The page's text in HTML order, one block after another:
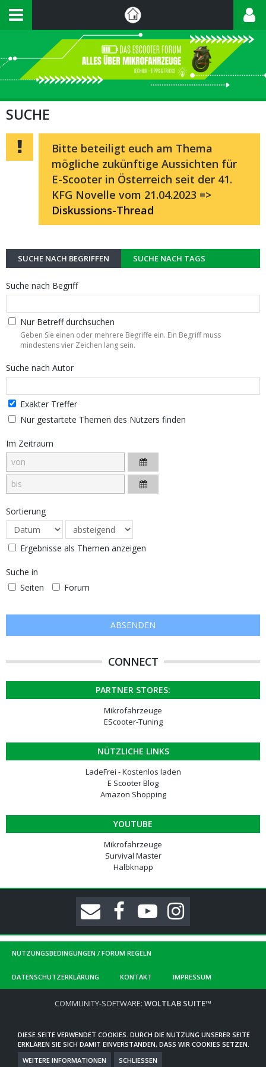
SUCHE
Bitte beteiligt euch am Thema
mögliche zukünftige Aussichten für
E-Scooter in Österreich seit der 41.
KFG Novelle vom 21.04.2023 =>
Diskussions-Thread
SUCHE NACH BEGRIFFEN SUCHE NACH TAGS
Suche nach Begriff
Nur Betreff durchsuchen
Geben Sie einen oder mehrere Begriffe ein. Ein Begriff muss
mindestens vier Zeichen lang sein.
Suche nach Autor
Exakter Treffer
Nur gestartete Themen des Nutzers finden
Im Zeitraum
Sortierung
Ergebnisse als Themen anzeigen
Suche in
Seiten
Forum
CONNECT
PARTNER STORES:
Mikrofahrzeuge
EScooter-Tuning
NÜTZLICHE LINKS
LadeFrei - Kostenlos laden
E Scooter Blog
Amazon Shopping
YOUTUBE
Mikrofahrzeuge
Survival Master
Halbknapp
NUTZUNGSBEDINGUNGEN / FORUM REGELN
DATENSCHUTZERKLÄRUNG KONTAKT IMPRESSUM
COMMUNITY-SOFTWARE: WOLTLAB SUITE™
DIESE SEITE VERWENDET COOKIES. DURCH DIE NUTZUNG UNSERER SEITE
ERKLÄREN SIE SICH DAMIT EINVERSTANDEN, DASS WIR COOKIES SETZEN.
WEITERE INFORMATIONEN
SCHLIESSEN